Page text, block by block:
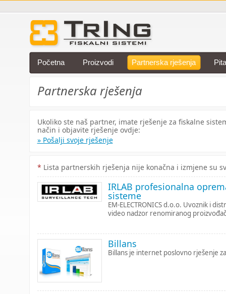
Početna Proizvodi Partnerska rješenja
Partnerska rješenja
Ukoliko ste naš partner, imate rješenje za fiskalne
način i objavite rješenje ovdje:
» Pošalji svoje rješenje
* Lista partnerskih rješenja nije konačna i izmjene su
IRLAB profesionalna
sisteme
EM-ELECTRONICS d.o.o. Uvoznik i
video nadzor renomiranog
Billans
Billans je internet poslovno rješenje